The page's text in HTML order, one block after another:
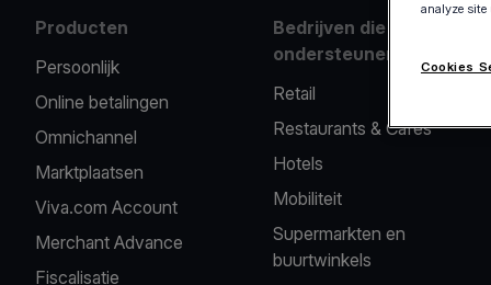
Producten
Persoonlijk
Online betalingen
Omnichannel
Marktplaatsen
Viva.com Account
Merchant Advance
Fiscalisatie
Bedrijven die we
ondersteunen
Retail
Restaurants & Cafés
Hotels
Mobiliteit
Supermarkten en
buurtwinkels
analyze
Cookies